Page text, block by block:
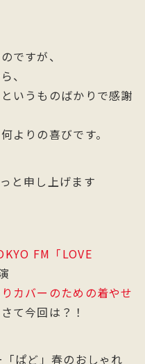
ですが、
、
いうものばかりで感謝
よりの喜びです。
と申し上げます
FM「LOVE
カバーのための着やせ
て今回は？！
ぱど」春のおしゃれ